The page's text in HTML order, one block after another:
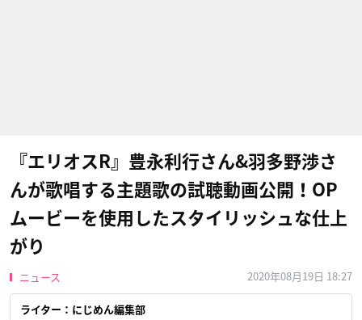
『エリオスR』豊永利行さん&羽多野渉さ
んが歌唱する主題歌の試聴動画公開！OP
ムービーを使用したスタイリッシュな仕上
がり
ニュース 2020年08月19日 18:27
ライター：にじめん編集部